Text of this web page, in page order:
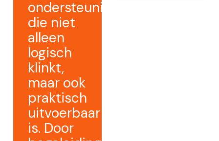
ondersteuning
die niet
alleen
logisch
klinkt,
maar ook
praktisch
uitvoerbaar
is. Door